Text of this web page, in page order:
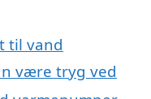
til vand
være tryg ved